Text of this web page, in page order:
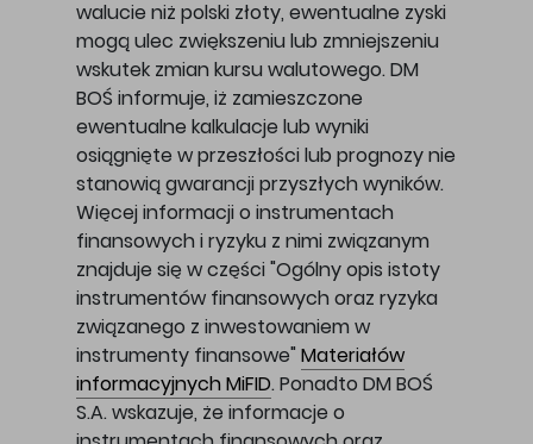
walucie niż polski złoty, ewentualne zyski
mogą ulec zwiększeniu lub zmniejszeniu
wskutek zmian kursu walutowego. DM
BOŚ informuje, iż zamieszczone
ewentualne kalkulacje lub wyniki
osiągnięte w przeszłości lub prognozy nie
stanowią gwarancji przyszłych wyników.
Więcej informacji o instrumentach
finansowych i ryzyku z nimi związanym
znajduje się w części "Ogólny opis istoty
instrumentów finansowych oraz ryzyka
związanego z inwestowaniem w
instrumenty finansowe" Materiałów
informacyjnych MiFID. Ponadto DM BOŚ
S.A. wskazuje, że informacje o